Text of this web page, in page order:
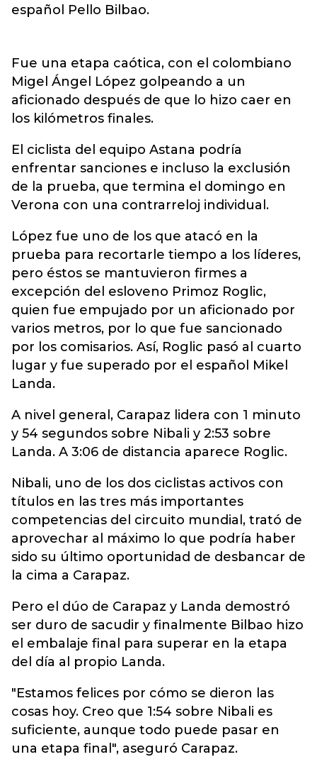
español Pello Bilbao.
Fue una etapa caótica, con el colombiano
Migel Ángel López golpeando a un
aficionado después de que lo hizo caer en
los kilómetros finales.
El ciclista del equipo Astana podría
enfrentar sanciones e incluso la exclusión
de la prueba, que termina el domingo en
Verona con una contrarreloj individual.
López fue uno de los que atacó en la
prueba para recortarle tiempo a los líderes,
pero éstos se mantuvieron firmes a
excepción del esloveno Primoz Roglic,
quien fue empujado por un aficionado por
varios metros, por lo que fue sancionado
por los comisarios. Así, Roglic pasó al cuarto
lugar y fue superado por el español Mikel
Landa.
A nivel general, Carapaz lidera con 1 minuto
y 54 segundos sobre Nibali y 2:53 sobre
Landa. A 3:06 de distancia aparece Roglic.
Nibali, uno de los dos ciclistas activos con
títulos en las tres más importantes
competencias del circuito mundial, trató de
aprovechar al máximo lo que podría haber
sido su último oportunidad de desbancar de
la cima a Carapaz.
Pero el dúo de Carapaz y Landa demostró
ser duro de sacudir y finalmente Bilbao hizo
el embalaje final para superar en la etapa
del día al propio Landa.
"Estamos felices por cómo se dieron las
cosas hoy. Creo que 1:54 sobre Nibali es
suficiente, aunque todo puede pasar en
una etapa final", aseguró Carapaz.